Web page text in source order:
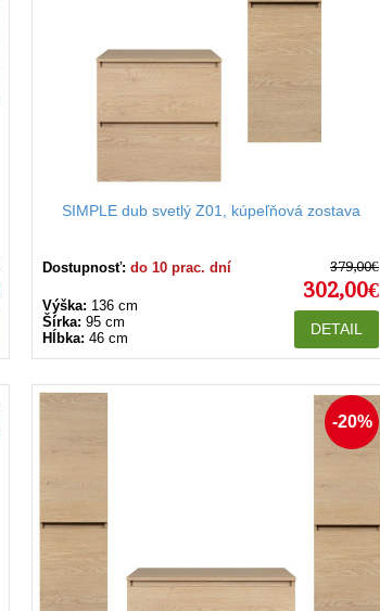
SIMPLE dub svetlý Z01, kúpeľňová zostava
Dostupnosť: do 10 prac. dní
Výška: 136 cm
Šírka: 95 cm
Hĺbka: 46 cm
379,00€
302,00€
DETAIL
-20%